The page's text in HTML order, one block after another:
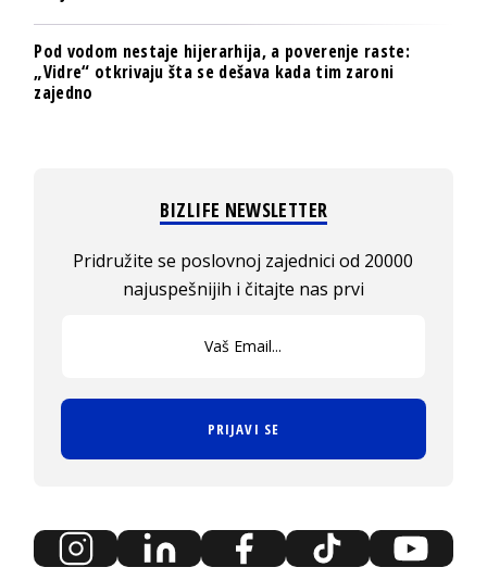
Pod vodom nestaje hijerarhija, a poverenje raste:
„Vidre“ otkrivaju šta se dešava kada tim zaroni
zajedno
BIZLIFE NEWSLETTER
Pridružite se poslovnoj zajednici od 20000
najuspešnijih i čitajte nas prvi
PRIJAVI SE